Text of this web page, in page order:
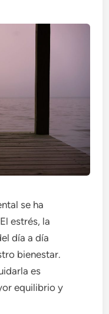
se ha
estrés, la
día a día
bienestar.
es
equilibrio y